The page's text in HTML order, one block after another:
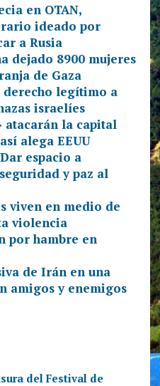
en OTAN,
ideado por
a Rusia
dejado 8900 mujeres
de Gaza
legítimo a
israelíes
atacarán la capital
alega EEUU
espacio a
y paz al
viven en medio de
violencia
por hambre en
de Irán en una
amigos y enemigos
del Festival de